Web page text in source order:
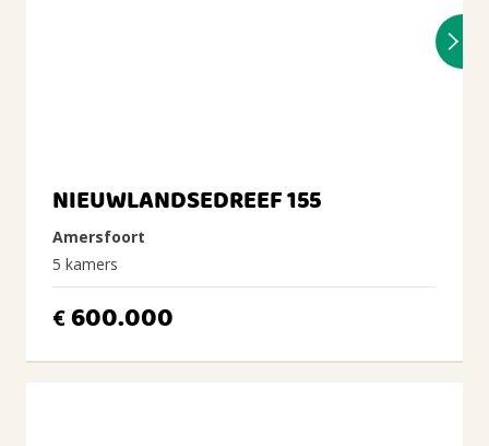
NIEUWLANDSEDREEF 155
Amersfoort
5 kamers
€600.000